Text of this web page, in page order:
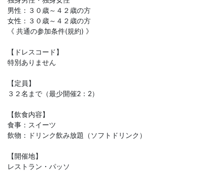
男性：３０歳～４２歳の方
女性：３０歳～４２歳の方
《 共通の参加条件(規約) 》
【ドレスコード】
特別ありません
【定員】
３２名まで（最少開催2：2）
【飲食内容】
食事：スイーツ
飲物：ドリンク飲み放題（ソフトドリンク）
【開催地】
レストラン・パッソ